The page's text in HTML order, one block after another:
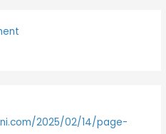
2025/02/14/page-